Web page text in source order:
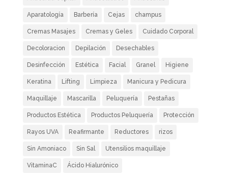
Aparatología Barbería Cejas champus
Cremas Masajes Cremas y Geles Cuidado Corporal
Decoloracion Depilación Desechables
Desinfección Estética Facial Granel Higiene
Keratina Lifting Limpieza Manicura y Pedicura
Maquillaje Mascarilla Peluquería Pestañas
Productos Estética Productos Peluquería Protección
Rayos UVA Reafirmante Reductores rizos
Sin Amoniaco Sin Sal Utensilios maquillaje
VitaminaC Ácido Hialurónico